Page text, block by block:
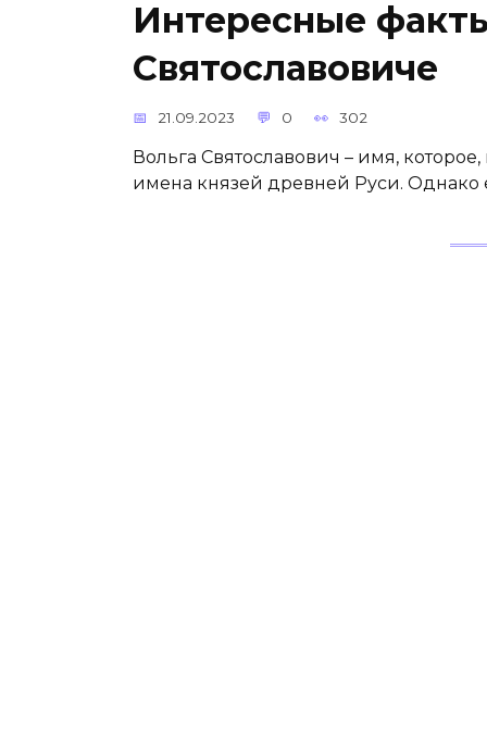
Интересные
Святославовиче
21.09.2023 0 302
Вольга Святославович – имя,
имена князей древней Руси. Однако